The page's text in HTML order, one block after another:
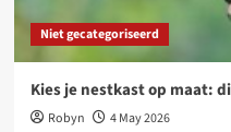
Niet gecategoriseerd
Kies je nestkast op maat:
Robyn 4 May 2026